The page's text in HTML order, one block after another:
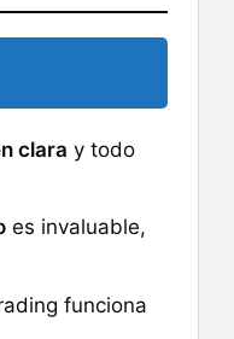
clara y todo
es invaluable,
funciona